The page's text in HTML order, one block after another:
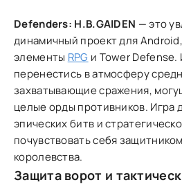
Defenders: H.B.GAIDEN — это
динамичный проект для
элементы RPG и Tower Defense.
перенестись в атмосферу
захватывающие сражения,
целые орды противников. Игра
эпических битв и
почувствовать себя
королевства.
Защита ворот и